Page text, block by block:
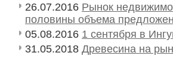
26.07.2016 Рынок
половины объема
05.08.2016 1 сентября в
31.05.2018 Древесина на